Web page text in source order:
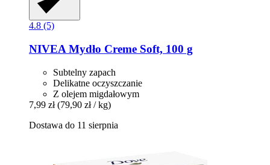
4.8 (5)
NIVEA Mydło Creme Soft, 100 g
Subtelny zapach
Delikatne oczyszczanie
Z olejem migdałowym
7,99 zł (79,90 zł / kg)
Dostawa do 11 sierpnia